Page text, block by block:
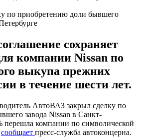
по приобретению доли бывшего
сохраняет
компании Nissan по
выкупа прежних
в течение шести лет.
АвтоВАЗ закрыл сделку по
завода Nissan в Санкт-
перешла компании по символической
сообщает пресс-служба автоконцерна.